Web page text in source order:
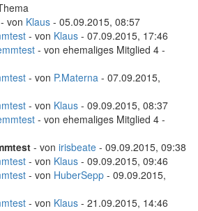
- von Klaus - 05.09.2015, 08:57
- von Klaus - 07.09.2015, 17:46
- von ehemaliges Mitglied 4 -
- von P.Materna - 07.09.2015,
- von Klaus - 09.09.2015, 08:37
- von ehemaliges Mitglied 4 -
- von irisbeate - 09.09.2015, 09:38
- von Klaus - 09.09.2015, 09:46
- von HuberSepp - 09.09.2015,
- von Klaus - 21.09.2015, 14:46